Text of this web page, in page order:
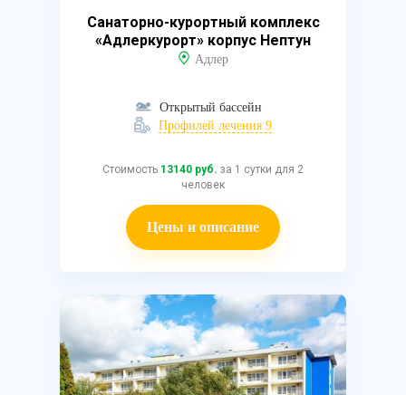
Санаторно-курортный комплекс
«Адлеркурорт» корпус Нептун
Адлер
Открытый бассейн
Профилей лечения 9
Стоимость 13140 руб. за 1 сутки для 2
человек
Цены и описание